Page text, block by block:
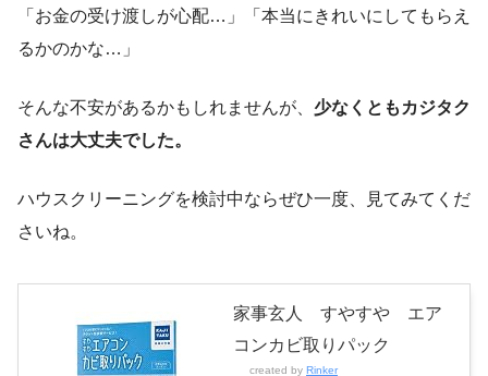
「お金の受け渡しが心配…」「本当にきれいにしてもらえ
るかのかな…」
そんな不安があるかもしれませんが、 少なくともカジタク
さんは大丈夫でした。
ハウスクリーニングを検討中ならぜひ一度、見てみてくだ
さいね。
家事玄人 すやすや エア
コンカビ取りパック
created by Rinker